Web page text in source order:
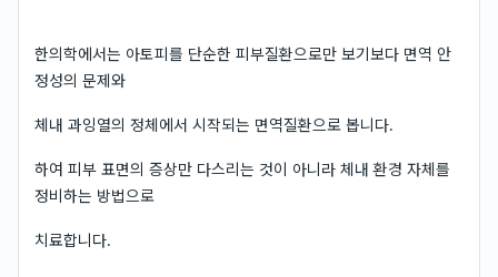
한의학에서는 아토피를 단순한 피부질환으로만 보기보다 면역 안
정성의 문제와
체내 과잉열의 정체에서 시작되는 면역질환으로 봅니다.
하여 피부 표면의 증상만 다스리는 것이 아니라 체내 환경 자체를
정비하는 방법으로
치료합니다.